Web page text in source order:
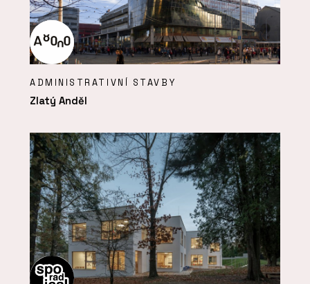
ADMINISTRATIVNÍ STAVBY
Zlatý Anděl